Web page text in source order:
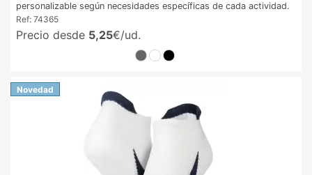
personalizable según necesidades específicas de cada actividad.
Ref: 74365
Precio desde 5,25€/ud.
Novedad